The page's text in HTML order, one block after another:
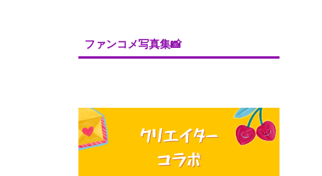
ファンコメ写真集📸